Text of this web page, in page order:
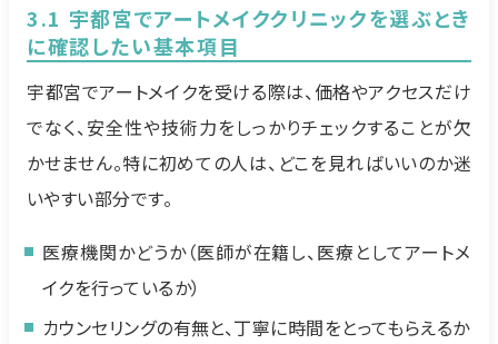
3.1 宇都宮でアートメイククリニックを選ぶとき
に確認したい基本項目
宇都宮でアートメイクを受ける際は、価格やアクセスだけ
でなく、安全性や技術力をしっかりチェックすることが欠
かせません。特に初めての人は、どこを見ればいいのか迷
いやすい部分です。
医療機関かどうか（医師が在籍し、医療としてアートメ
イクを行っているか）
カウンセリングの有無と、丁寧に時間をとってもらえるか